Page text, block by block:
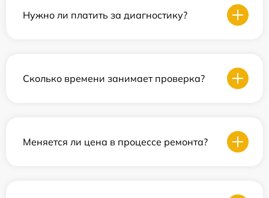
Нужно ли платить за диагностику?
Сколько времени занимает проверка?
Меняется ли цена в процессе ремонта?